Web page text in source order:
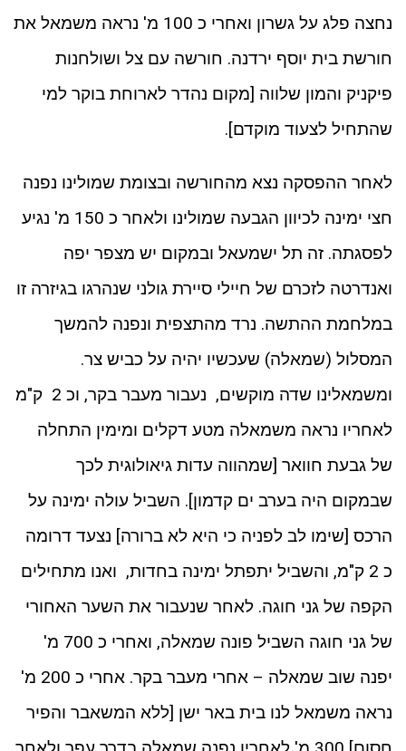
נחצה פלג על גשרון ואחרי כ 100 מ' נראה משמאל את
חורשת בית יוסף ירדנה. חורשה עם צל ושולחנות
פיקניק והמון שלווה [מקום נהדר לארוחת בוקר למי
שהתחיל לצעוד מוקדם].
לאחר ההפסקה נצא מהחורשה ובצומת שמולינו נפנה
חצי ימינה לכיוון הגבעה שמולינו ולאחר כ 150 מ' נגיע
לפסגתה. זה תל ישמעאל ובמקום יש מצפר יפה
ואנדרטה לזכרם של חיילי סיירת גולני שנהרגו בגיזרה זו
במלחמת ההתשה. נרד מהתצפית ונפנה להמשך
המסלול (שמאלה) שעכשיו יהיה על כביש צר.
ומשמאלינו שדה מוקשים, נעבור מעבר בקר, וכ 2 ק"מ
לאחריו נראה משמאלה מטע דקלים ומימין התחלה
של גבעת חוואר [שמהווה עדות גיאולוגית לכך
שבמקום היה בערב ים קדמון]. השביל עולה ימינה על
הרכס [שימו לב לפניה כי היא לא ברורה] נצעד דרומה
כ 2 ק"מ, והשביל יתפתל ימינה בחדות, ואנו מתחילים
הקפה של גני חוגה. לאחר שנעבור את השער האחורי
של גני חוגה השביל פונה שמאלה, ואחרי כ 700 מ'
יפנה שוב שמאלה – אחרי מעבר בקר. אחרי כ 200 מ'
נראה משמאל לנו בית באר ישן [ללא המשאבר והפיר